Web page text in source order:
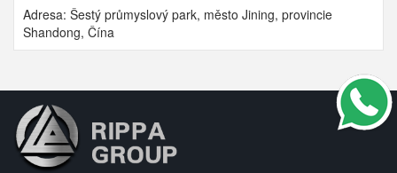
Adresa: Šestý průmyslový park, město Jining, provincie
Shandong, Čína